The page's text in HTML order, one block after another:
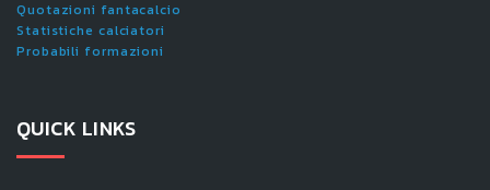
Quotazioni fantacalcio
Statistiche calciatori
Probabili formazioni
QUICK LINKS